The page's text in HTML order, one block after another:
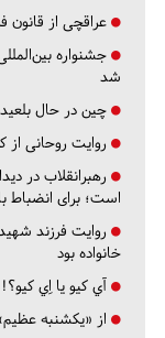
عراقچی از قانون
جشنواره
شد
چین در حال
روایت روحانی از
رهبرانقلاب در
است؛ برای انضباط
روایت فرزند
خانواده بود
آي كيو يا اِي كيو؟!
از «یکشنبه